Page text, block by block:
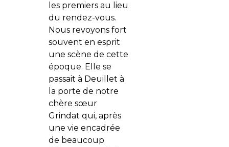
les premiers au lieu
du rendez-vous.
Nous revoyons fort
souvent en esprit
une scène de cette
époque. Elle se
passait à Deuillet à
la porte de notre
chère sœur
Grindat qui, après
une vie encadrée
de beaucoup